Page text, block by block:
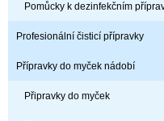
Pomůcky k dezinfekčním
Profesionální čisticí přípravky
Přípravky do myček nádobí
Připravky do myček